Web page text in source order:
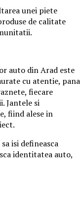
unei piete
de calitate
auto din Arad este
cu atentie, pana
fiecare
Jantele si
fiind alese in
isi defineasca
identitatea auto,